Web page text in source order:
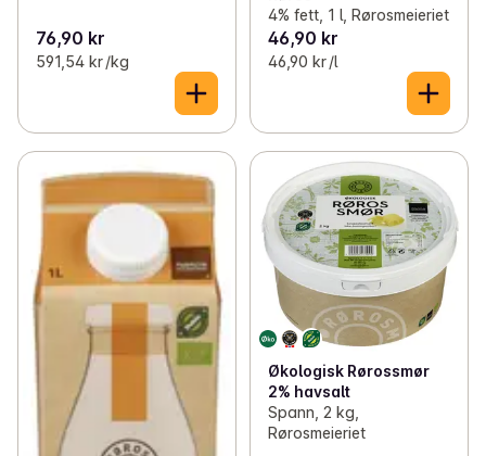
76,90 kr
591,54 kr /kg
4% fett, 1 l, Rørosmeieriet
46,90 kr
46,90 kr /l
Økologisk Rørossmør
2% havsalt
Spann, 2 kg,
Rørosmeieriet